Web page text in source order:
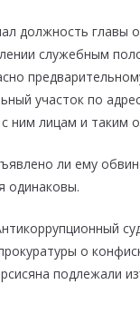
должность главы
служебным
участок по
ним лицам и таким
ли ему
одинаковы.
о
подлежали